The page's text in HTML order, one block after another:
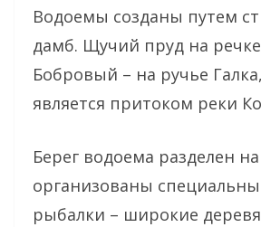
Водоемы созданы путем
дамб. Щучий пруд на
Бобровый – на ручье
является притоком реки
Берег водоема разделен
организованы
рыбалки – широкие